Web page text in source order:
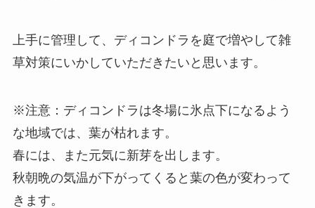
上手に管理して、ディコンドラを庭で増やして雑
草対策にいかしていただきたいと思います。
※注意：ディコンドラは冬場に氷点下になるよう
な地域では、葉が枯れます。
春には、また元気に新芽を出します。
秋朝晩の気温が下がってくると葉の色が変わって
きます。